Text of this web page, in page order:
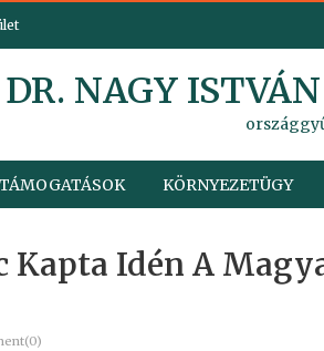
DR. NAGY
KÖRNYEZETÜGY
Kapta Idén A